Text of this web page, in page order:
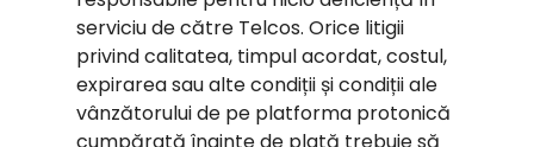
serviciu de către Telcos. Orice litigii
privind calitatea, timpul acordat, costul,
expirarea sau alte condiții și condiții ale
vânzătorului de pe platforma protonică